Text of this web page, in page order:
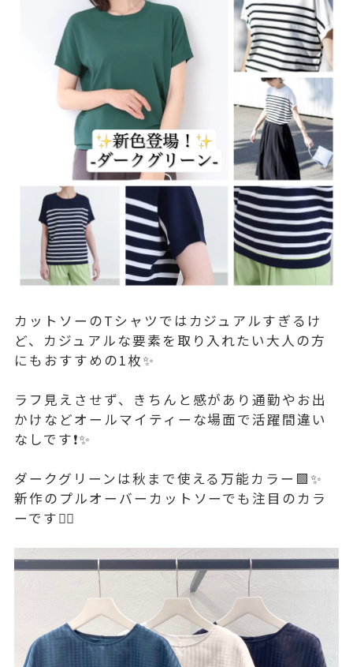
カットソーのTシャツではカジュアルすぎるけ
ど、カジュアルな要素を取り入れたい大人の方
にもおすすめの1枚✨
ラフ見えさせず、きちんと感があり通勤やお出
かけなどオールマイティーな場面で活躍間違い
なしです❗️✨
ダークグリーンは秋まで使える万能カラー🟩✨
新作のプルオーバーカットソーでも注目のカラ
ーです☝🏻